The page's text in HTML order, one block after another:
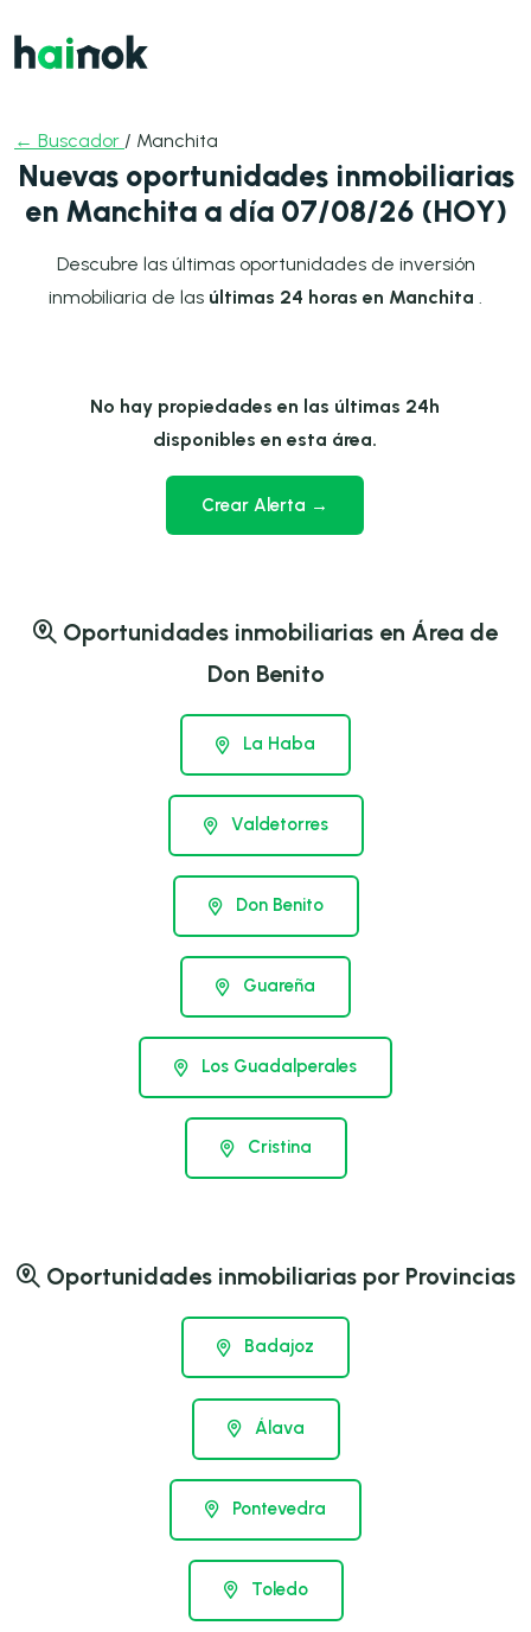
← Buscador / Manchita
Nuevas oportunidades inmobiliarias
en Manchita a día 07/08/26 (HOY)
Descubre las últimas oportunidades de inversión
inmobiliaria de las últimas 24 horas en Manchita
No hay propiedades en las últimas 24h
disponibles en esta área.
Crear Alerta →
Oportunidades inmobiliarias en Área de
Don Benito
La Haba
Valdetorres
Don Benito
Guareña
Los Guadalperales
Cristina
Oportunidades inmobiliarias por Provincias
Badajoz
Álava
Pontevedra
Toledo